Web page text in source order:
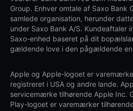
Group. Enhver omtale af Saxo Bank
samlede organisation, herunder
under Saxo Bank A/S. Kundeaftaler
Saxo-enhed baseret på dit
gældende love i den pågældende
Apple og Apple-logoet er
registreret i USA og andre lande.
servicemærke tilhørende Apple Inc.
Play-logoet er varemærker